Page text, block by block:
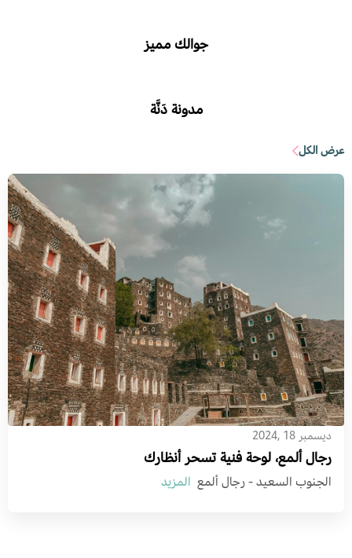
جوالك مميز
مدونة دَنَّة
عرض الكل
ديسمبر 18 ,2024
رجال ألمع، لوحة فنية تسحر أنظارك
الجنوب السعيد - رجال ألمع المزيد